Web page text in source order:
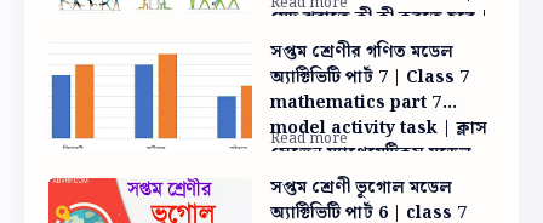
মেদ ঝরাতে কী কী করতে হবে |
class 7 health and
physical education
সপ্তম শ্রেণীর গণিত মডেল
অ্যাক্টিভিটি পার্ট 7 | Class 7
mathematics part 7
model activity task | ক্লাস
সেভেন ম্যাথেমেটিকস মডেল
টাস্ক পার্ট 7
সপ্তম শ্রেণী ভূগোল মডেল
অ্যাক্টিভিটি পার্ট 6 | class 7